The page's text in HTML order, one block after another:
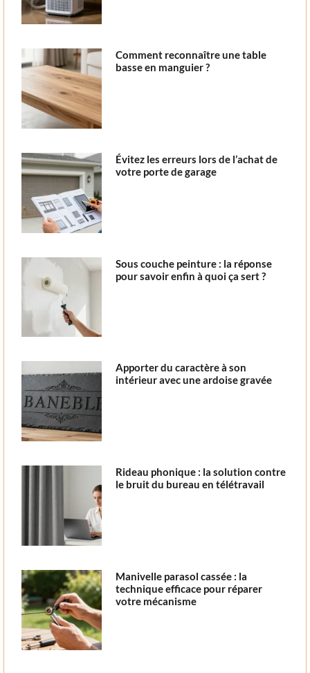
Comment reconnaître une table
basse en manguier ?
Évitez les erreurs lors de l’achat de
votre porte de garage
Sous couche peinture : la réponse
pour savoir enfin à quoi ça sert ?
Apporter du caractère à son
intérieur avec une ardoise gravée
Rideau phonique : la solution contre
le bruit du bureau en télétravail
Manivelle parasol cassée : la
technique efficace pour réparer
votre mécanisme